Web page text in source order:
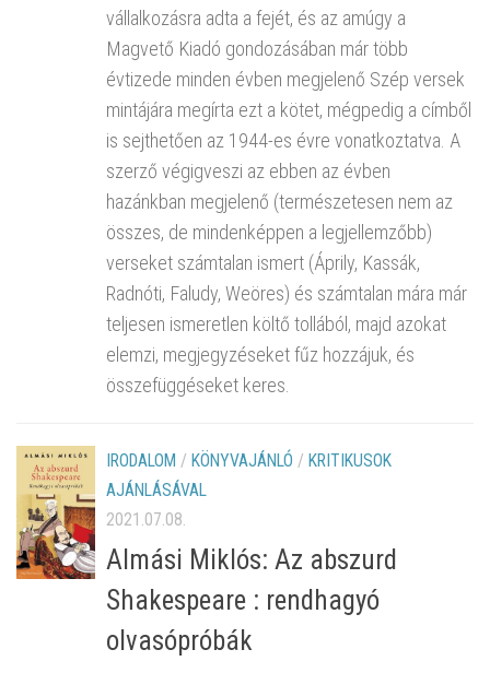
vállalkozásra adta a fejét, és az amúgy a
Magvető Kiadó gondozásában már több
évtizede minden évben megjelenő Szép versek
mintájára megírta ezt a kötet, mégpedig a címből
is sejthetően az 1944-es évre vonatkoztatva. A
szerző végigveszi az ebben az évben
hazánkban megjelenő (természetesen nem az
összes, de mindenképpen a legjellemzőbb)
verseket számtalan ismert (Áprily, Kassák,
Radnóti, Faludy, Weöres) és számtalan mára már
teljesen ismeretlen költő tollából, majd azokat
elemzi, megjegyzéseket fűz hozzájuk, és
összefüggéseket keres.
IRODALOM / KÖNYVAJÁNLÓ / KRITIKUSOK
AJÁNLÁSÁVAL
2021.07.08.
Almási Miklós: Az abszurd
Shakespeare : rendhagyó
olvasópróbák